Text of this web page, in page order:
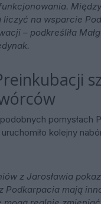
liczyć na wsparcie
– podkreśliła
pomysłach
kolejny
z Jarosławia
Podkarpacia mają